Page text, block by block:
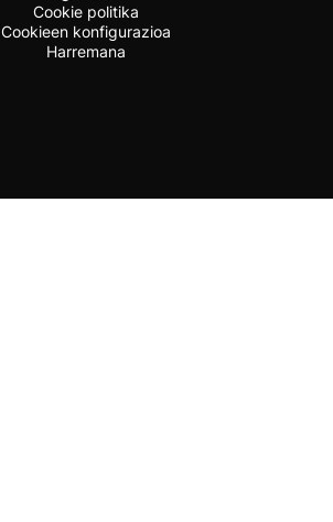
Cookie politika
Cookieen konfigurazioa
Harremana